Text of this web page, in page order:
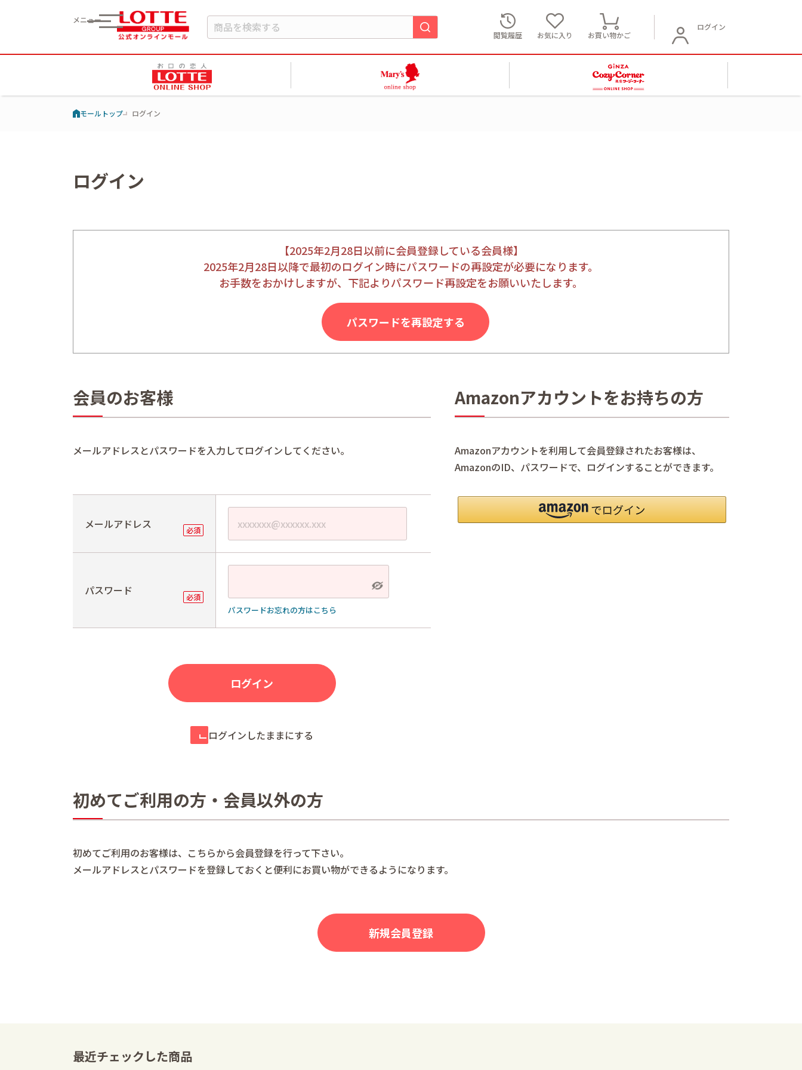
メニュー
閲覧履歴
お気に入り お買い物かご
ログイン
モールトップ ログイン
ログイン
【2025年2月28日以前に会員登録している会員様】
2025年2月28日以降で最初のログイン時にパスワードの再設定が必要になります。
お手数をおかけしますが、下記よりパスワード再設定をお願いいたします。
パスワードを再設定する
会員のお客様
メールアドレスとパスワードを入力してログインしてください。
メールアドレス
パスワード
パスワードお忘れの方はこちら
ログインしたままにする
Amazonアカウントをお持ちの方
Amazonアカウントを利用して会員登録されたお客様は、
AmazonのID、パスワードで、ログインすることができます。
初めてご利用の方・会員以外の方
初めてご利用のお客様は、こちらから会員登録を行って下さい。
メールアドレスとパスワードを登録しておくと便利にお買い物ができるようになります。
最近チェックした商品